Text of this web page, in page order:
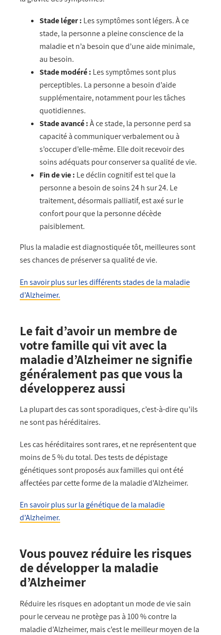
Stade léger : Les symptômes sont légers. À ce
stade, la personne a pleine conscience de la
maladie et n’a besoin que d’une aide minimale,
au besoin.
Stade modéré : Les symptômes sont plus
perceptibles. La personne a besoin d’aide
supplémentaire, notamment pour les tâches
quotidiennes.
Stade avancé :À ce stade, la personne perd sa
capacité à communiquer verbalement ou à
s’occuper d’elle-même. Elle doit recevoir des
soins adéquats pour conserver sa qualité de vie.
Fin de vie : Le déclin cognitif est tel que la
personne a besoin de soins 24 h sur 24. Le
traitement, désormais palliatif, est axé sur le
confort pour que la personne décède
paisiblement.
Plus la maladie est diagnostiquée tôt, meilleures sont
ses chances de préserver sa qualité de vie.
En savoir plus sur les différents stades de la maladie
d’Alzheimer.
Le fait d’avoir un membre de
votre famille qui vit avec la
maladie d’Alzheimer ne signifie
généralement pas que vous la
développerez aussi
La plupart des cas sont sporadiques, c’est-à-dire qu’ils
ne sont pas héréditaires.
Les cas héréditaires sont rares, et ne représentent que
moins de 5 % du total. Des tests de dépistage
génétiques sont proposés aux familles qui ont été
affectées par cette forme de la maladie d’Alzheimer.
En savoir plus sur la génétique de la maladie
d’Alzheimer.
Vous pouvez réduire les risques
de développer la maladie
d’Alzheimer
Réduire les risques en adoptant un mode de vie sain
pour le cerveau ne protège pas à 100 % contre la
maladie d’Alzheimer, mais c’est le meilleur moyen de la